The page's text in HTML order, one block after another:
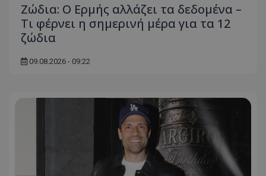
Ζώδια: Ο Ερμής αλλάζει τα δεδομένα –
Τι φέρνει η σημερινή μέρα για τα 12
ζώδια
09.08.2026 - 09:22